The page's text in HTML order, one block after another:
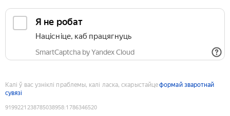
Я не робат
Націсніце, каб працягнуць
SmartCaptcha by Yandex Cloud
Калі ў вас узніклі праблемы, калі ласка, скарыстайцеформай зваротнай
сувязі
9199221238785038958:1786346520